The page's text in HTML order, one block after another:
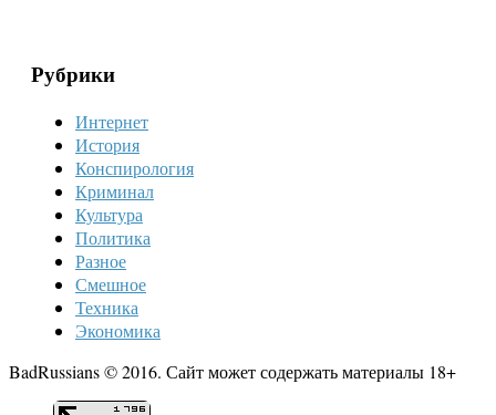
Рубрики
Интернет
История
Конспирология
Криминал
Культура
Политика
Разное
Смешное
Техника
Экономика
BadRussians © 2016. Сайт может содержать материалы 18+